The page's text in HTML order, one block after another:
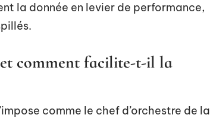
la donnée en levier de performance,
comment facilite-t-il la
comme le chef d’orchestre de la